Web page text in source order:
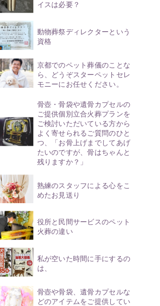
イスは必要？
動物葬祭ディレクターという
資格
京都でのペット葬儀のことな
ら、どうぞスターペットセレ
モニーにお任せください。
骨壺・骨袋や遺骨カプセルの
ご提供個別立合火葬プランを
ご検討いただいている方から
よく寄せられるご質問のひと
つ、「お骨上げまでしてあげ
たいのですが、骨はちゃんと
残りますか？」
熟練のスタッフによる心をこ
めたお見送り
役所と民間サービスのペット
火葬の違い
私が空いた時間に手にするの
は、
骨壺や骨袋、遺骨カプセルな
どのアイテムをご提供してい